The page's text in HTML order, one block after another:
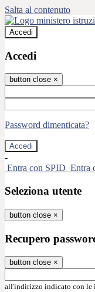
Salta al contenuto
Accedi
Accedi
button close ×
Password dimenticata?
-
Entra con SPID Entra
Seleziona utente
button close ×
Recupero
button close ×
all'indirizzo indicato con le